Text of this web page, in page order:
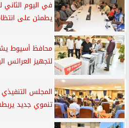
في اليوم
يطمئن على
محافظ أسيوط
لتجهيز العرائس
المجلس
تنموي جديد